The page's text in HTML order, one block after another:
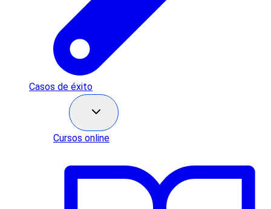
Casos de éxito
Cursos online